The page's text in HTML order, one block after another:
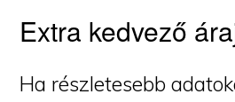
Extra kedvező
Ha részletesebb